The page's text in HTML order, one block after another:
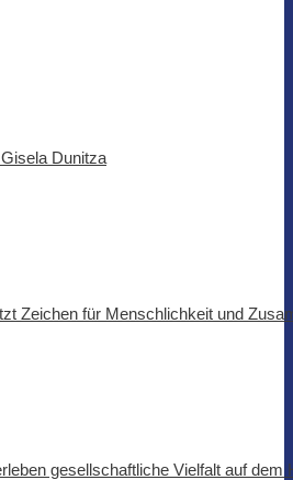
Dunitza
Zeichen für Menschlichkeit und
gesellschaftliche Vielfalt auf dem